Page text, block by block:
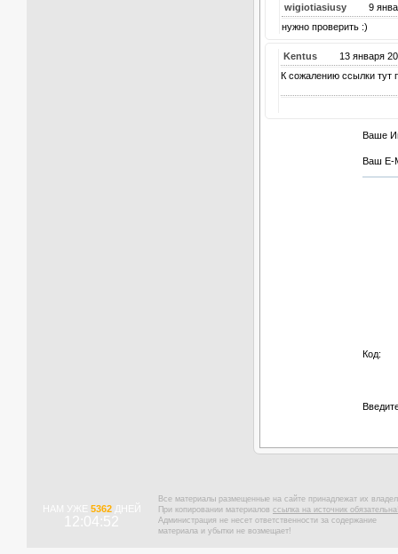
wigiotiasiusy
9
нужно проверить :)
Kentus
13 января
К сожалению ссылки тут
Ваше
Ваш E-
Код:
НАМ УЖЕ 5362ДНЕЙ
12:04:53
Все материалы размещенные на сайте принадлежат их
При копировании материалов ссылка на источник
Администрация не несет ответственности за содержание
материала и убытки не возмещает!